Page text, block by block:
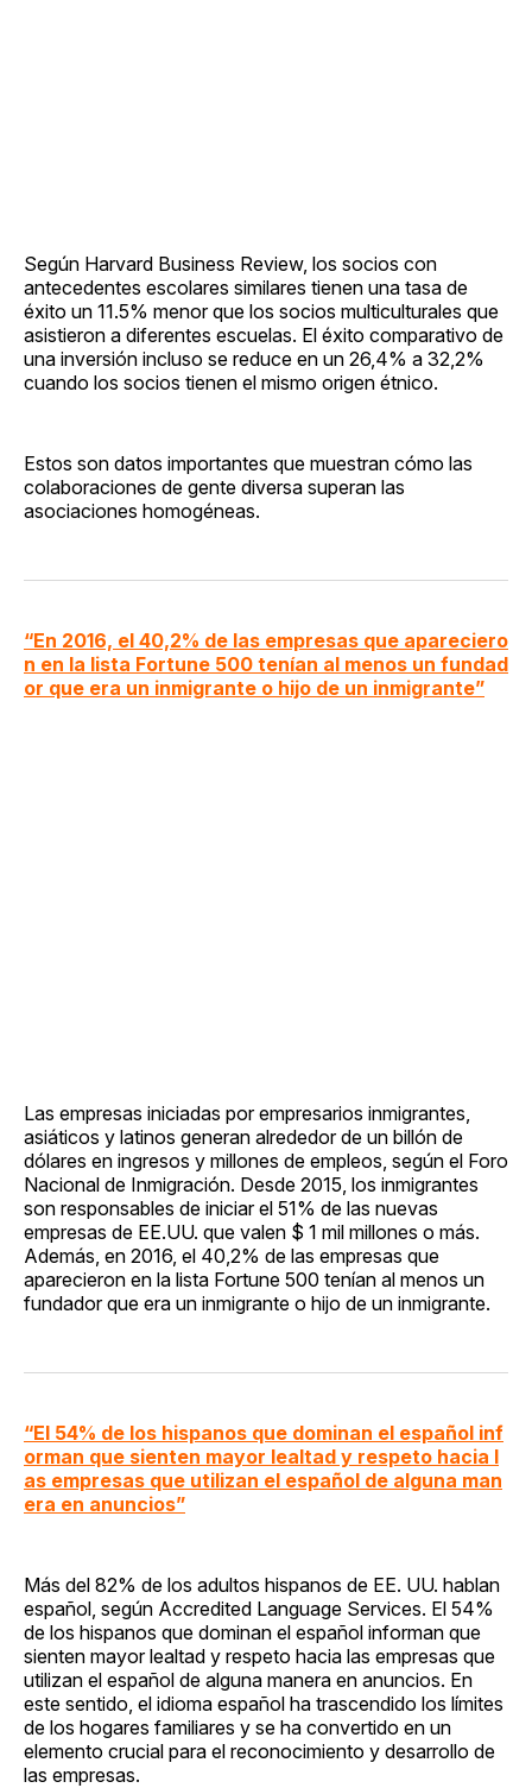
Según Harvard Business Review, los socios con
antecedentes escolares similares tienen una tasa de
éxito un 11.5% menor que los socios multiculturales que
asistieron a diferentes escuelas. El éxito comparativo de
una inversión incluso se reduce en un 26,4% a 32,2%
cuando los socios tienen el mismo origen étnico.
Estos son datos importantes que muestran cómo las
colaboraciones de gente diversa superan las
asociaciones homogéneas.
“En 2016, el 40,2% de las empresas que apareciero
n en la lista Fortune 500 tenían al menos un fundad
or que era un inmigrante o hijo de un inmigrante”
Las empresas iniciadas por empresarios inmigrantes,
asiáticos y latinos generan alrededor de un billón de
dólares en ingresos y millones de empleos, según el Foro
Nacional de Inmigración. Desde 2015, los inmigrantes
son responsables de iniciar el 51% de las nuevas
empresas de EE.UU. que valen $ 1 mil millones o más.
Además, en 2016, el 40,2% de las empresas que
aparecieron en la lista Fortune 500 tenían al menos un
fundador que era un inmigrante o hijo de un inmigrante.
“El 54% de los hispanos que dominan el español inf
orman que sienten mayor lealtad y respeto hacia l
as empresas que utilizan el español de alguna man
era en anuncios”
Más del 82% de los adultos hispanos de EE. UU. hablan
español, según Accredited Language Services. El 54%
de los hispanos que dominan el español informan que
sienten mayor lealtad y respeto hacia las empresas que
utilizan el español de alguna manera en anuncios. En
este sentido, el idioma español ha trascendido los límites
de los hogares familiares y se ha convertido en un
elemento crucial para el reconocimiento y desarrollo de
las empresas.